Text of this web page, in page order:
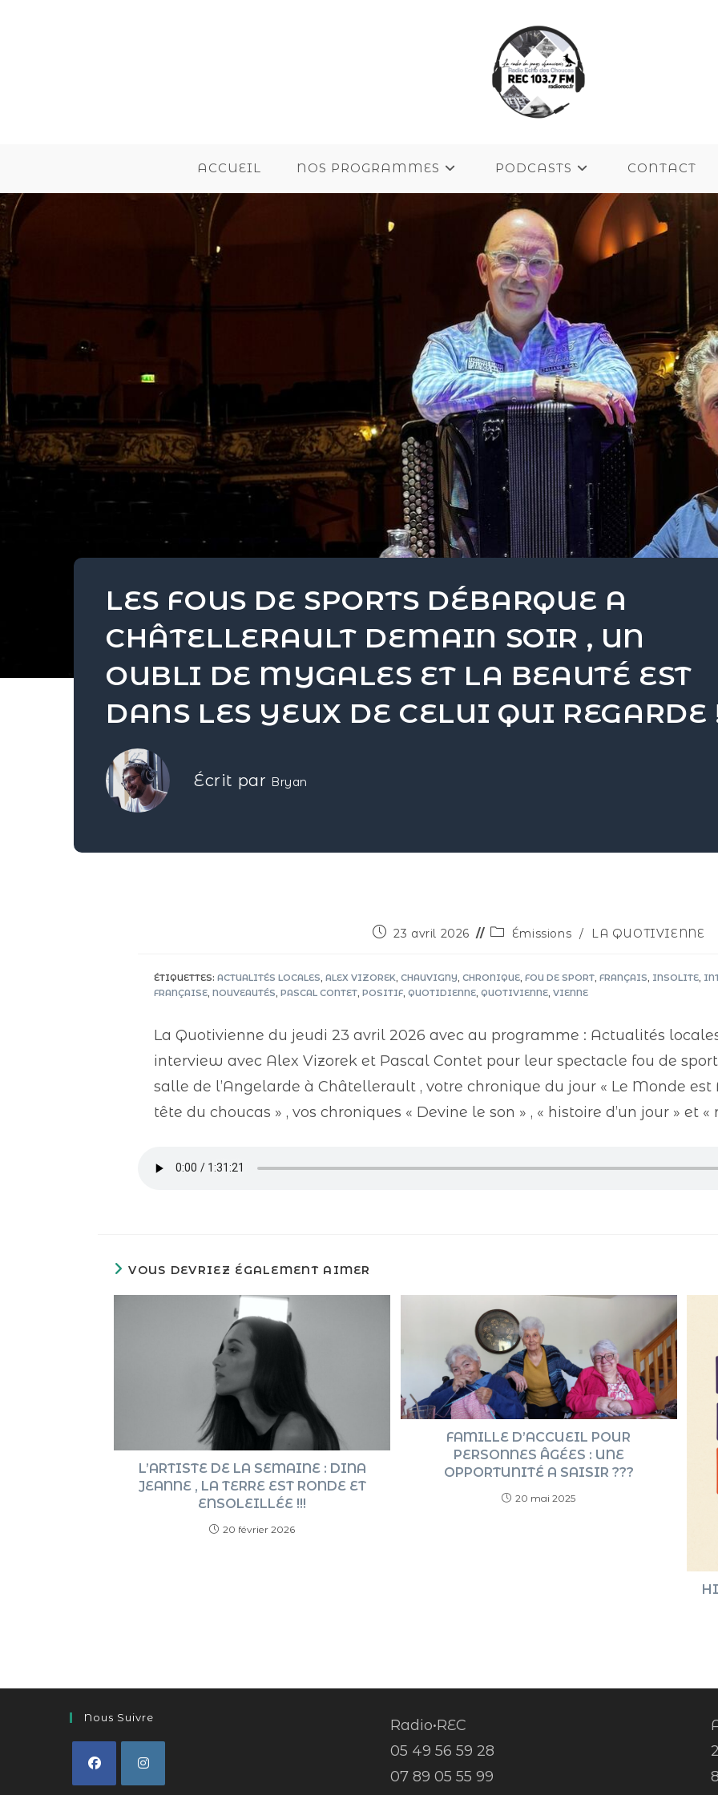
ACCUEIL NOS PROGRAMMES PODCASTS CONTACT
LES FOUS DE SPORTS DÉBARQUE A
CHÂTELLERAULT DEMAIN SOIR , UN
OUBLI DE MYGALES ET LA BEAUTÉ EST
DANS LES YEUX DE CELUI QUI REGARDE
Écrit par Bryan
23 avril 2026 Émissions / LA QUOTIVIENNE
ÉTIQUETTES: ACTUALITÉS LOCALES, ALEX VIZOREK, CHAUVIGNY, CHRONIQUE, FOU DE SPORT, FRANÇAIS, INSOLITE,
FRANÇAISE, NOUVEAUTÉS, PASCAL CONTET, POSITIF, QUOTIDIENNE, QUOTIVIENNE, VIENNE
La Quotivienne du jeudi 23 avril 2026 avec au programme : Actualités
interview avec Alex Vizorek et Pascal Contet pour leur spectacle fou de
salle de l’Angelarde à Châtellerault , votre chronique du jour « Le Monde est
tête du choucas » , vos chroniques « Devine le son » , « histoire d’un jour » et
VOUS DEVRIEZ ÉGALEMENT AIMER
L’ARTISTE DE LA SEMAINE : DINA
JEANNE , LA TERRE EST RONDE ET
ENSOLEILLÉE !!!
20 février 2026
FAMILLE D’ACCUEIL POUR
PERSONNES ÂGÉES : UNE
OPPORTUNITÉ A SAISIR ???
20 mai 2025
Nous Suivre
Radio•REC
05 49 56 59 28
07 89 05 55 99